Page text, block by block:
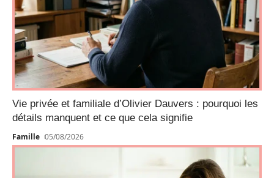
Vie privée et familiale d’Olivier Dauvers : pourquoi les
détails manquent et ce que cela signifie
Famille 05/08/2026